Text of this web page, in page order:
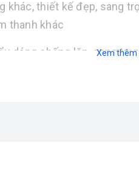
khác, thiết kế đẹp, sang
thanh khác
dáng chống lăn, sang
với nhau, hội trường,
Xem thêm